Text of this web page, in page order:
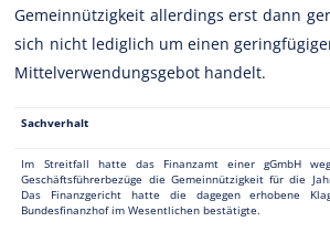
Gemeinnützigkeit allerdings erst dann
sich nicht lediglich um einen
Mittelverwendungsgebot handelt.
Sachverhalt
Im Streitfall hatte das Finanzamt einer gGmbH
Geschäftsführerbezüge die Gemeinnützigkeit für die
Das Finanzgericht hatte die dagegen erhobene
Bundesfinanzhof im Wesentlichen bestätigte.